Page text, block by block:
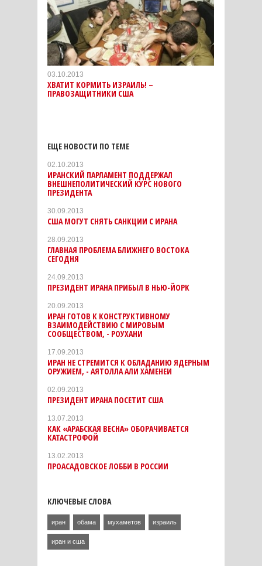
03.10.2013
ХВАТИТ КОРМИТЬ ИЗРАИЛЬ! –
ПРАВОЗАЩИТНИКИ США
ЕЩЕ НОВОСТИ ПО ТЕМЕ
02.10.2013
ИРАНСКИЙ ПАРЛАМЕНТ ПОДДЕРЖАЛ
ВНЕШНЕПОЛИТИЧЕСКИЙ КУРС НОВОГО
ПРЕЗИДЕНТА
30.09.2013
США МОГУТ СНЯТЬ САНКЦИИ С ИРАНА
28.09.2013
ГЛАВНАЯ ПРОБЛЕМА БЛИЖНЕГО ВОСТОКА
СЕГОДНЯ
24.09.2013
ПРЕЗИДЕНТ ИРАНА ПРИБЫЛ В НЬЮ-ЙОРК
20.09.2013
ИРАН ГОТОВ К КОНСТРУКТИВНОМУ
ВЗАИМОДЕЙСТВИЮ С МИРОВЫМ
СООБЩЕСТВОМ, - РОУХАНИ
17.09.2013
ИРАН НЕ СТРЕМИТСЯ К ОБЛАДАНИЮ ЯДЕРНЫМ
ОРУЖИЕМ, - АЯТОЛЛА АЛИ ХАМЕНЕИ
02.09.2013
ПРЕЗИДЕНТ ИРАНА ПОСЕТИТ США
13.07.2013
КАК «АРАБСКАЯ ВЕСНА» ОБОРАЧИВАЕТСЯ
КАТАСТРОФОЙ
13.02.2013
ПРОАСАДОВСКОЕ ЛОББИ В РОССИИ
КЛЮЧЕВЫЕ СЛОВА
иран обама мухаметов израиль
иран и сша